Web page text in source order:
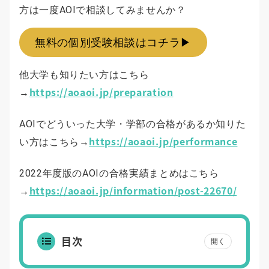
方は一度AOIで相談してみませんか？
無料の個別受験相談はコチラ▶︎
他大学も知りたい方はこちら
→ https://aoaoi.jp/preparation
AOIでどういった大学・学部の合格があるか知りた
い方はこちら→ https://aoaoi.jp/performance
2022年度版のAOIの合格実績まとめはこちら
→ https://aoaoi.jp/information/post-22670/
目次 開く